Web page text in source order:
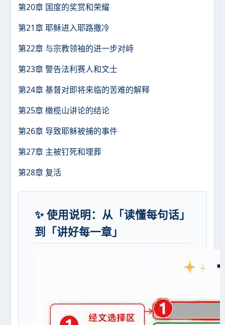
第20章 国度的奖赏和荣耀
第21章 耶稣进入耶路撒冷
第22章 与宗教领袖的进一步对峙
第23章 警告法利赛人和文士
第24章 基督对即将来临的苦难的解释
第25章 橄榄山讲论的结论
第26章 导致耶稣被捕的事件
第27章 主被钉死和埋葬
第28章 复活
✨ 使用说明：从「读懂每句话」
到「讲好每一章」